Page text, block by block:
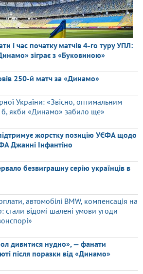
і час початку матчів 4-го туру УПЛ:
зіграє з «Буковиною»
250-й матч за «Динамо»
України: «Звісно, оптимальним
б, якби «Динамо» забило ще»
жорстку позицію УЄФА щодо
Джанні Інфантіно
безвиграшну серію українців в
автомобілі BMW, компенсація на
стали відомі шалені умови угоди
дивитися нудно», — фанати
після поразки від «Динамо»